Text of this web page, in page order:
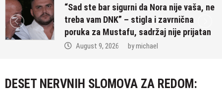
“Sad ste bar sigurni da Nora nije vaša, ne
treba vam DNK” – stigla i zavrnična
poruka za Mustafu, sadržaj nije prijatan
August 9, 2026 bymichael
DESET NERVNIH SLOMOVA ZA REDOM: